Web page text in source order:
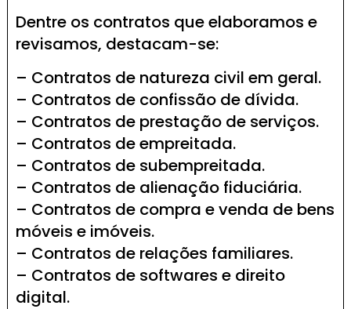
Dentre os contratos que elaboramos e
revisamos, destacam-se:
– Contratos de natureza civil em geral.
– Contratos de confissão de dívida.
– Contratos de prestação de serviços.
– Contratos de empreitada.
– Contratos de subempreitada.
– Contratos de alienação fiduciária.
– Contratos de compra e venda de bens
móveis e imóveis.
– Contratos de relações familiares.
– Contratos de softwares e direito
digital.